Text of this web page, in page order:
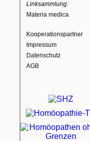
Linksammlung:
Materia medica
Kooperationspartner
Impressum
Datenschutz
AGB